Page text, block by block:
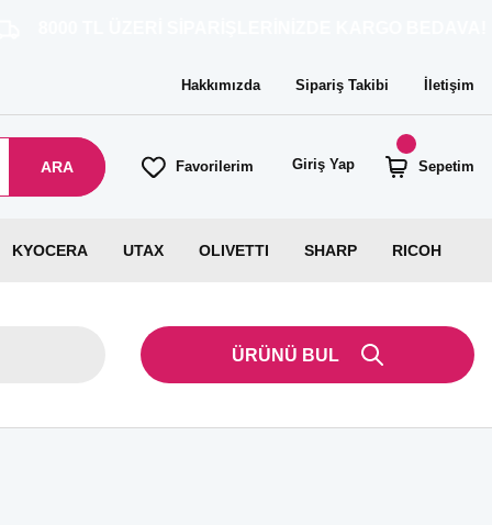
Hakkımızda Sipariş Takibi İletişim
ARA Favorilerim Giriş Yap Sepetim
KYOCERA UTAX OLIVETTI SHARP RICOH
ÜRÜNÜ BUL